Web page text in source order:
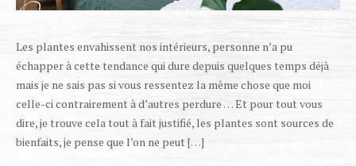
Les plantes envahissent nos intérieurs, personne n’a pu
échapper à cette tendance qui dure depuis quelques temps déjà
mais je ne sais pas si vous ressentez la même chose que moi
celle-ci contrairement à d’autres perdure … Et pour tout vous
dire, je trouve cela tout à fait justifié, les plantes sont sources de
bienfaits, je pense que l’on ne peut […]